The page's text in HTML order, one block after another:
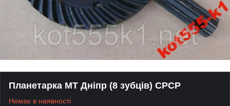
Планетарка МТ Дніпр (8 зубців) СРСР
Немає в наявності